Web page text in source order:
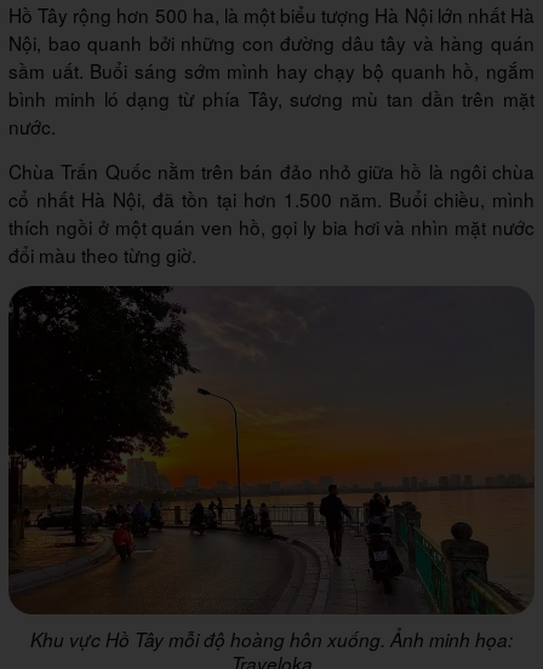
Hồ Tây rộng hơn 500 ha, là một biểu tượng Hà Nội lớn nhất Hà
Nội, bao quanh bởi những con đường dâu tây và hàng quán
sầm uất. Buổi sáng sớm mình hay chạy bộ quanh hồ, ngắm
bình minh ló dạng từ phía Tây, sương mù tan dần trên mặt
nước.
Chùa Trấn Quốc nằm trên bán đảo nhỏ giữa hồ là ngôi chùa
cổ nhất Hà Nội, đã tồn tại hơn 1.500 năm. Buổi chiều, mình
thích ngồi ở một quán ven hồ, gọi ly bia hơi và nhìn mặt nước
đổi màu theo từng giờ.
Khu vực Hồ Tây mỗi độ hoàng hôn xuống. Ảnh minh họa: